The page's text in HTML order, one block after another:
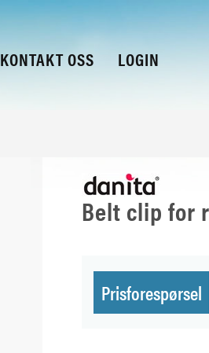
KONTAKT OSS LOGIN
Belt clip for
Prisforespørsel